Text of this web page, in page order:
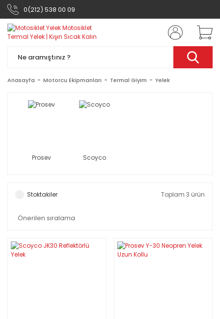
0(212) 538 00 09
Anasayfa Motorcu Ekipmanları Termal Giyim Yelek
Prosev Scoyco
Stoktakiler Toplam 3 ürün